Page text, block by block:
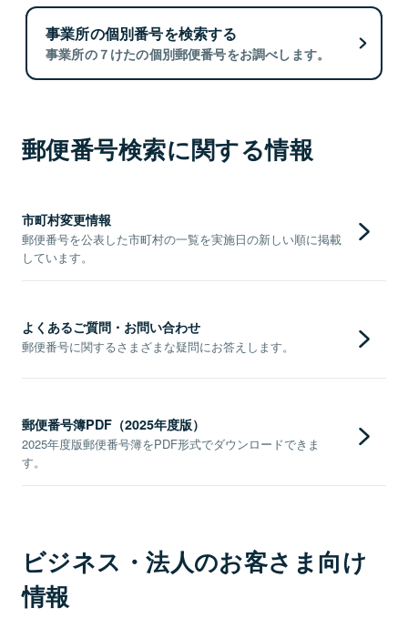
事業所の個別番号を検索する
事業所の７けたの個別郵便番号をお調べします。
郵便番号検索に関する情報
市町村変更情報
郵便番号を公表した市町村の一覧を実施日の新しい順に掲載
しています。
よくあるご質問・お問い合わせ
郵便番号に関するさまざまな疑問にお答えします。
郵便番号簿PDF（2025年度版）
2025年度版郵便番号簿をPDF形式でダウンロードできま
す。
ビジネス・法人のお客さま向け
情報